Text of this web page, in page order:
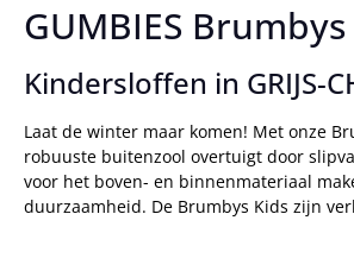
GUMBIES
Kindersloffen in GRIJS-
Laat de winter maar komen! Met onze
robuuste buitenzool overtuigt door
voor het boven- en binnenmateriaal
duurzaamheid. De Brumbys Kids zijn